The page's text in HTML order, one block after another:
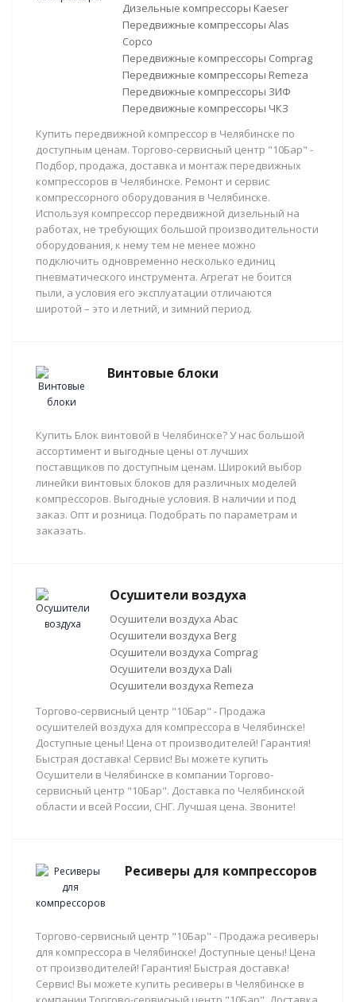
Дизельные компрессоры Kaeser
Передвижные компрессоры Alas
Copco
Передвижные компрессоры Comprag
Передвижные компрессоры Remeza
Передвижные компрессоры ЗИФ
Передвижные компрессоры ЧКЗ
Купить передвижной компрессор в Челябинске по
доступным ценам. Торгово-сервисный центр "10Бар" -
Подбор, продажа, доставка и монтаж передвижных
компрессоров в Челябинске. Ремонт и сервис
компрессорного оборудования в Челябинске.
Используя компрессор передвижной дизельный на
работах, не требующих большой производительности
оборудования, к нему тем не менее можно
подключить одновременно несколько единиц
пневматического инструмента. Агрегат не боится
пыли, а условия его эксплуатации отличаются
широтой – это и летний, и зимний период.
Винтовые блоки
Купить Блок винтовой в Челябинске? У нас большой
ассортимент и выгодные цены от лучших
поставщиков по доступным ценам. Широкий выбор
линейки винтовых блоков для различных моделей
компрессоров. Выгодные условия. В наличии и под
заказ. Опт и розница. Подобрать по параметрам и
заказать.
Осушители воздуха
Осушители воздуха Abac
Осушители воздуха Berg
Осушители воздуха Comprag
Осушители воздуха Dali
Осушители воздуха Remeza
Торгово-сервисный центр "10Бар" - Продажа
осушителей воздуха для компрессора в Челябинске!
Доступные цены! Цена от производителей! Гарантия!
Быстрая доставка! Сервис! Вы можете купить
Осушители в Челябинске в компании Торгово-
сервисный центр "10Бар". Доставка по Челябинской
области и всей России, СНГ. Лучшая цена. Звоните!
Ресиверы для компрессоров
Торгово-сервисный центр "10Бар" - Продажа ресиверы
для компрессора в Челябинске! Доступные цены! Цена
от производителей! Гарантия! Быстрая доставка!
Сервис! Вы можете купить ресиверы в Челябинске в